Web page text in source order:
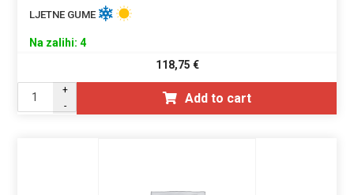
LJETNE GUME
Na zalihi: 4
118,75 €
+
-
Add to cart